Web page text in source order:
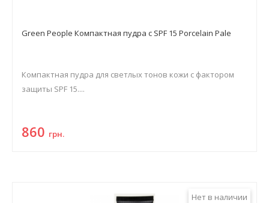
Green People Компактная пудра с SPF 15 Porcelain Pale
Компактная пудра для светлых тонов кожи с фактором
защиты SPF 15....
860 грн.
Нет в наличии